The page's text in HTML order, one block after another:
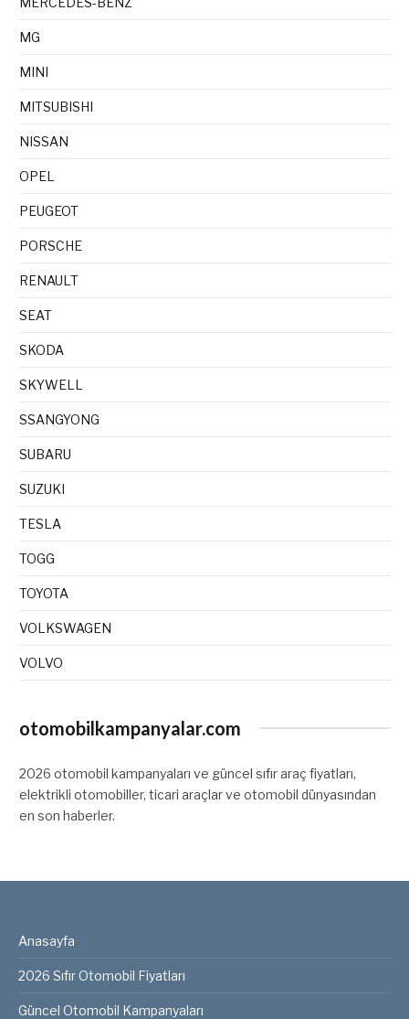
MG
MINI
MITSUBISHI
NISSAN
OPEL
PEUGEOT
PORSCHE
RENAULT
SEAT
SKODA
SKYWELL
SSANGYONG
SUBARU
SUZUKI
TESLA
TOGG
TOYOTA
VOLKSWAGEN
VOLVO
otomobilkampanyalar.com
2026 otomobil kampanyaları ve güncel sıfır araç fiyatları,
elektrikli otomobiller, ticari araçlar ve otomobil dünyasından
en son haberler.
Anasayfa
2026 Sıfır Otomobil Fiyatları
Güncel Otomobil Kampanyaları